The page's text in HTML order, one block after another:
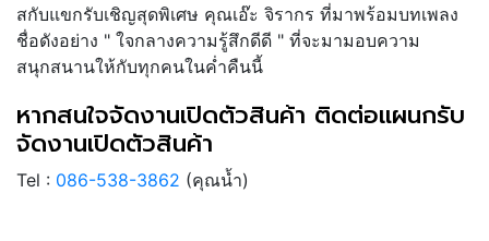
สกับแขกรับเชิญสุดพิเศษ คุณเอ๊ะ จิรากร ที่มาพร้อมบทเพลง
ชื่อดังอย่าง " ใจกลางความรู้สึกดีดี " ที่จะมามอบความ
สนุกสนานให้กับทุกคนในค่ำคืนนี้
หากสนใจจัดงานเปิดตัวสินค้า ติดต่อแผนกรับ
จัดงานเปิดตัวสินค้า
Tel : 086-538-3862 (คุณน้ำ)